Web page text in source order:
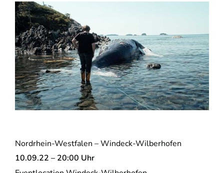
Nordrhein-Westfalen – Windeck-Wilberhofen
10.09.22 – 20:00 Uhr